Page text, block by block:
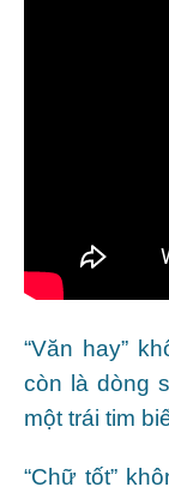
“Văn hay”
còn là dòng
một trái tim
“Chữ tốt”